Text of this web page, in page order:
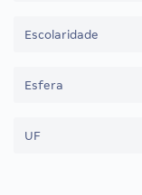
Escolaridade
Esfera
UF